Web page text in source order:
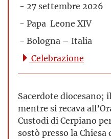
- 27 settembre 2026
- Papa Leone XIV
- Bologna – Italia
Celebrazione
Sacerdote diocesano;
mentre si recava
Custodi di Cerpiano
sostò presso la Chiesa